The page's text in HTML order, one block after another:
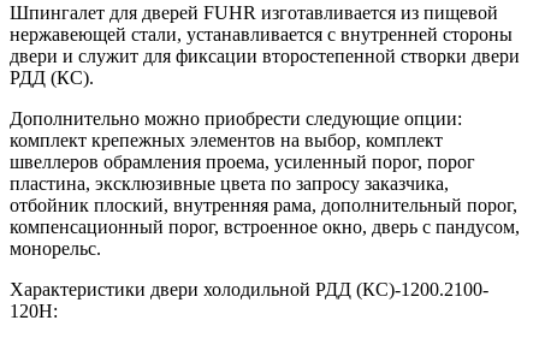
Шпингалет для дверей FUHR изготавливается из пищевой
нержавеющей стали, устанавливается с внутренней стороны
двери и служит для фиксации второстепенной створки двери
РДД (КС).
Дополнительно можно приобрести следующие опции:
комплект крепежных элементов на выбор, комплект
швеллеров обрамления проема, усиленный порог, порог
пластина, эксклюзивные цвета по запросу заказчика,
отбойник плоский, внутренняя рама, дополнительный порог,
компенсационный порог, встроенное окно, дверь с пандусом,
монорельс.
Характеристики двери холодильной РДД (КС)-1200.2100-
120Н: